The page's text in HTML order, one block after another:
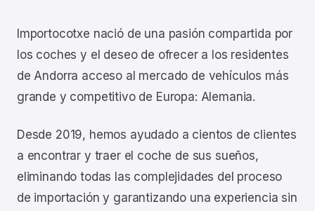
Importocotxe nació de una pasión compartida por
los coches y el deseo de ofrecer a los residentes
de Andorra acceso al mercado de vehículos más
grande y competitivo de Europa: Alemania.
Desde 2019, hemos ayudado a cientos de clientes
a encontrar y traer el coche de sus sueños,
eliminando todas las complejidades del proceso
de importación y garantizando una experiencia sin